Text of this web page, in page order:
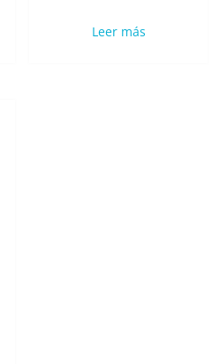
Leer más